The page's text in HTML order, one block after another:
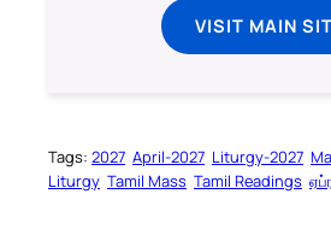
VISIT MAIN
Tags: 2027 April-2027 Liturgy-2027
Liturgy Tamil Mass Tamil Readings